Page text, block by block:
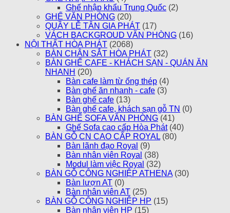
Ghế nhập khẩu Trung Quốc (2)
GHẾ VĂN PHÒNG (20)
QUẦY LỄ TÂN GIA PHÁT (17)
VÁCH BACKGROUD VĂN PHÒNG (16)
NỘI THẤT HÒA PHÁT (2068)
BÀN CHÂN SẮT HÒA PHÁT (32)
BÀN GHẾ CAFE - KHÁCH SẠN - QUÁN ĂN
NHANH (20)
Bàn cafe làm từ ống thép (4)
Bàn ghế ăn nhanh - cafe (3)
Bàn ghế cafe (13)
Bàn ghế cafe, khách sạn gỗ TN (0)
BÀN GHẾ SOFA VĂN PHÒNG (41)
Ghế Sofa cao cấp Hòa Phát (40)
BÀN GỖ CN CAO CẤP ROYAL (80)
Bàn lãnh đạo Royal (9)
Bàn nhân viên Royal (38)
Modul làm việc Royal (32)
BÀN GỖ CÔNG NGHIỆP ATHENA (30)
Bàn lượn AT (0)
Bàn nhân viên AT (25)
BÀN GỖ CÔNG NGHIỆP HP (15)
Bàn nhân viên HP (15)